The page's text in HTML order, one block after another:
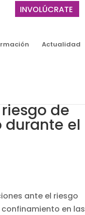
INVOLÚCRATE
Actualidad
de
durante el
ante el riesgo
en las